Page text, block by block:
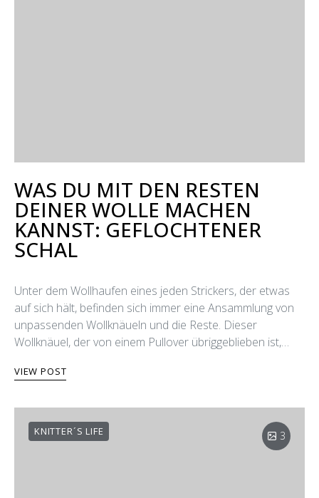
WAS DU MIT DEN RESTEN
DEINER WOLLE MACHEN
KANNST: GEFLOCHTENER
SCHAL
Unter dem Wollhaufen eines jeden Strickers, der etwas
auf sich hält, befinden sich immer eine Ansammlung von
unpassenden Wollknäueln und die Reste. Dieser
Wollknäuel, der von einem Pullover übriggeblieben ist,…
VIEW POST
KNITTER´S LIFE 3